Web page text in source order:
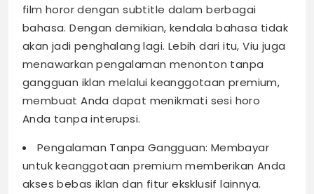
film horor dengan subtitle dalam berbagai
bahasa. Dengan demikian, kendala bahasa tidak
akan jadi penghalang lagi. Lebih dari itu, Viu juga
menawarkan pengalaman menonton tanpa
gangguan iklan melalui keanggotaan premium,
membuat Anda dapat menikmati sesi horo
Anda tanpa interupsi.
Pengalaman Tanpa Gangguan: Membayar
untuk keanggotaan premium memberikan Anda
akses bebas iklan dan fitur eksklusif lainnya.